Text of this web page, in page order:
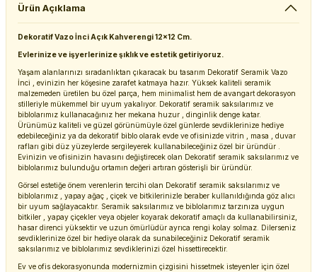
Ürün Açıklama
Dekoratif Vazo İnci Açık Kahverengi 12x12 Cm.
Evlerinize ve işyerlerinize şıklık ve estetik getiriyoruz.
Yaşam alanlarınızı sıradanlıktan çıkaracak bu tasarım Dekoratif Seramik Vazo
İnci , evinizin her köşesine zarafet katmaya hazır. Yüksek kaliteli seramik
malzemeden üretilen bu özel parça, hem minimalist hem de avangart dekorasyon
stilleriyle mükemmel bir uyum yakalıyor. Dekoratif seramik saksılarımız ve
biblolarımız kullanacağınız her mekana huzur , dinginlik denge katar.
Ürünümüz kaliteli ve güzel görünümüyle özel günlerde sevdiklerinize hediye
edebileceğiniz ya da dekoratif biblo olarak evde ve ofisinizde vitrin , masa , duvar
rafları gibi düz yüzeylerde sergileyerek kullanabileceğiniz özel bir üründür .
Evinizin ve ofisinizin havasını değiştirecek olan Dekoratif seramik saksılarımız ve
biblolarımız bulunduğu ortamın değeri artıran gösterişli bir üründür.
Görsel estetiğe önem verenlerin tercihi olan Dekoratif seramik saksılarımız ve
biblolarımız , yapay ağaç , çiçek ve bitkilerinizle beraber kullanıldığında göz alıcı
bir uyum sağlayacaktır. Seramik saksılarımız ve biblolarımız tarzınıza uygun
bitkiler , yapay çiçekler veya objeler koyarak dekoratif amaçlı da kullanabilirsiniz,
hasar direnci yüksektir ve uzun ömürlüdür ayrıca rengi kolay solmaz. Dilerseniz
sevdiklerinize özel bir hediye olarak da sunabileceğiniz Dekoratif seramik
saksılarımız ve biblolarımız sevdiklerinizi özel hissettirecektir.
Ev ve ofis dekorasyonunda modernizmin çizgisini hissetmek isteyenler için özel